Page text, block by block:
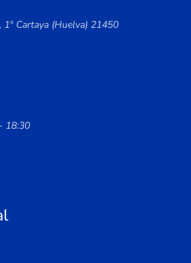
1º Cartaya (Huelva) 21450
18:30